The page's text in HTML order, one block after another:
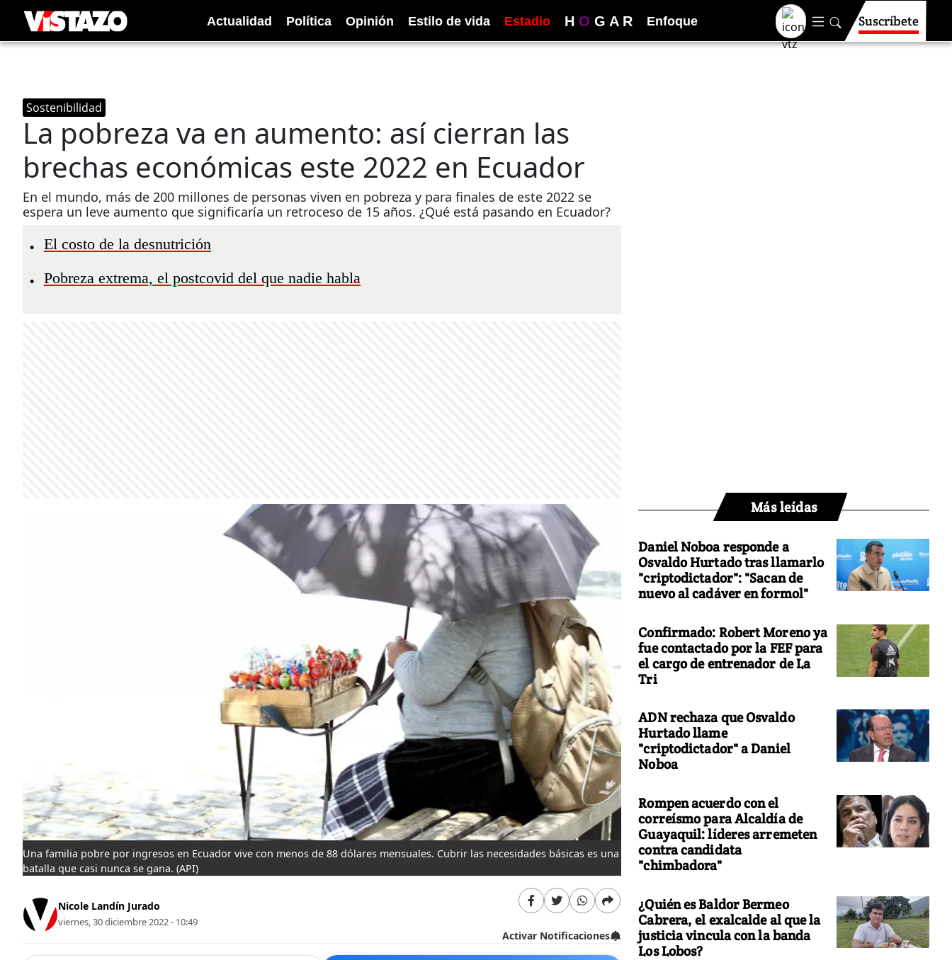
Actualidad Política Opinión Estilo de vida Estadio H O G A R Enfoque Suscríbete
Sostenibilidad
La pobreza va en aumento: así cierran las
brechas económicas este 2022 en Ecuador
En el mundo, más de 200 millones de personas viven en pobreza y para finales de este 2022 se
espera un leve aumento que significaría un retroceso de 15 años. ¿Qué está pasando en Ecuador?
• El costo de la desnutrición
• Pobreza extrema, el postcovid del que nadie habla
Una familia pobre por ingresos en Ecuador vive con menos de 88 dólares mensuales. Cubrir las necesidades básicas es una
batalla que casi nunca se gana. (API)
Nicole Landín Jurado
viernes, 30 diciembre 2022 - 10:49
Activar Notificaciones
Más leídas
Daniel Noboa responde a
Osvaldo Hurtado tras llamarlo
"criptodictador": "Sacan de
nuevo al cadáver en formol"
Confirmado: Robert Moreno ya
fue contactado por la FEF para
el cargo de entrenador de La
Tri
ADN rechaza que Osvaldo
Hurtado llame
"criptodictador" a Daniel
Noboa
Rompen acuerdo con el
correísmo para Alcaldía de
Guayaquil: líderes arremeten
contra candidata
"chimbadora"
¿Quién es Baldor Bermeo
Cabrera, el exalcalde al que la
justicia vincula con la banda
Los Lobos?